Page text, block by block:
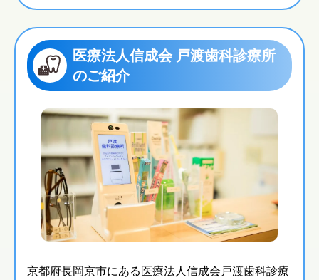
医療法人信成会 戸渡歯科診療所
のご紹介
京都府長岡京市にある医療法人信成会戸渡歯科診療